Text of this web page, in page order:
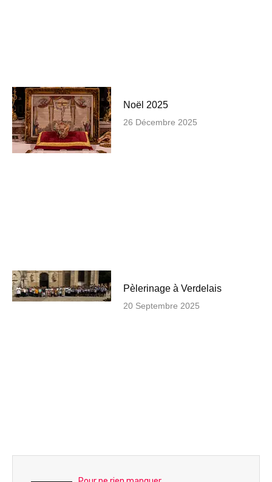
Noël 2025
26 Décembre 2025
Pèlerinage à Verdelais
20 Septembre 2025